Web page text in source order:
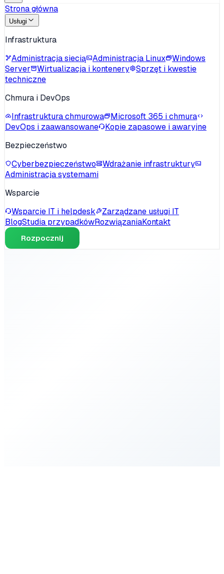
Strona główna
Usługi
Infrastruktura
Administracja siecią
Administracja Linux
Windows
Server
Wirtualizacja i kontenery
Sprzęt i kwestie
techniczne
Chmura i DevOps
Infrastruktura chmurowa
Microsoft 365 i chmura
DevOps i zaawansowane
Kopie zapasowe i awaryjne
Bezpieczeństwo
Cyberbezpieczeństwo
Wdrażanie infrastruktury
Administracja systemami
Wsparcie
Wsparcie IT i helpdesk
Zarządzane usługi IT
BlogStudia przypadkówRozwiązaniaKontakt
Rozpocznij